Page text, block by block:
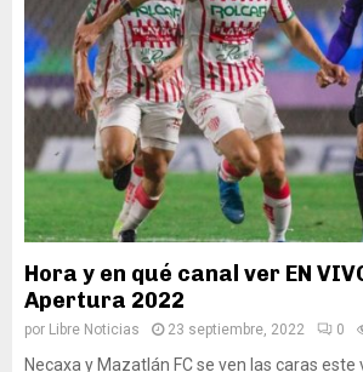
Hora y en qué canal ver EN
Apertura 2022
por Libre Noticias 23 septiembre, 2022 0
Necaxa y Mazatlán FC se ven las caras este